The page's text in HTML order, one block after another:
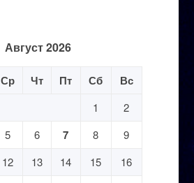
Август 2026
Ср Чт Пт Сб Вс
1
2
5 6 7 8
9
12 13 14 15
16